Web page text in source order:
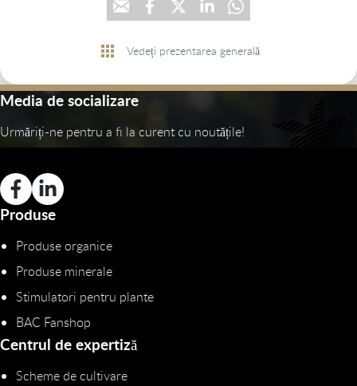
Vedeți prezentarea generală
Media de socializare
Urmăriți-ne pentru a fi la curent cu noutățile!
Produse
Produse organice
Produse minerale
Stimulatori pentru plante
BAC Fanshop
Centrul de expertiză
Scheme de cultivare